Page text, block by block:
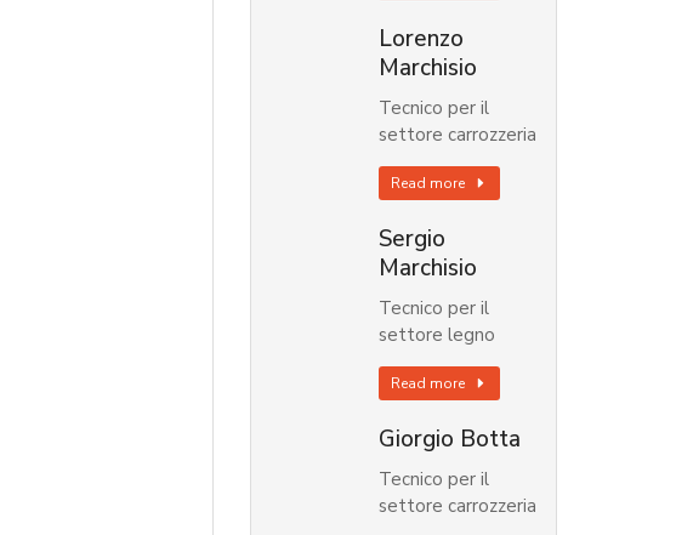
Lorenzo
Marchisio
Tecnico per il
settore carrozzeria
Read more
Sergio
Marchisio
Tecnico per il
settore legno
Read more
Giorgio Botta
Tecnico per il
settore carrozzeria